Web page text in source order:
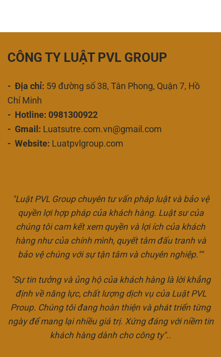
CÔNG TY LUẬT PVL GROUP
- Địa chỉ: 59 đường số 38, Tân Phong, Quận 7, Hồ
Chí Minh
- Hotline: 0981300922
- Gmail: Luatsutre.com.vn@gmail.com
- Website: Luatpvlgroup.com
"Luật PVL Group chuyên tư vấn pháp luật và bảo vệ
quyền lợi hợp pháp của khách hàng. Luật sư của
chúng tôi cam kết xem quyền và lợi ích của khách
hàng như của chính mình, quyết tâm đấu tranh và
bảo vệ chúng với sự tận tâm và chuyên nghiệp.""
"Sự tin tưởng và ủng hộ của khách hàng là lời khẳng
định về năng lực, chất lượng dịch vụ của Luật PVL
Proup. Chúng tôi đang hoàn thiện và phát triển từng
ngày để mang lại nhiều giá trị. Xứng đáng với niềm tin
khách hàng dành cho công ty"..